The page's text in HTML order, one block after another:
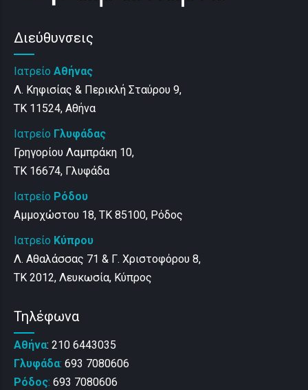
Διεύθυνσεις
Ιατρείο Αθήνας
Λ. Κηφισίας & Περικλή Σταύρου 9,
ΤΚ 11524, Αθήνα
Ιατρείο Γλυφάδας
Γρηγορίου Λαμπράκη 10,
ΤΚ 16674, Γλυφάδα
Ιατρείο Ρόδου
Αμμοχώστου 18, ΤΚ 85100, Ρόδος
Ιατρείο Κύπρου
Λ. Αθαλάσσας 71 & Γ. Χριστοφόρου 8,
ΤΚ 2012, Λευκωσία, Κύπρος
Τηλέφωνα
Αθήνα: 210 6443035
Γλυφάδα: 693 7080606
Ρόδος: 693 7080606